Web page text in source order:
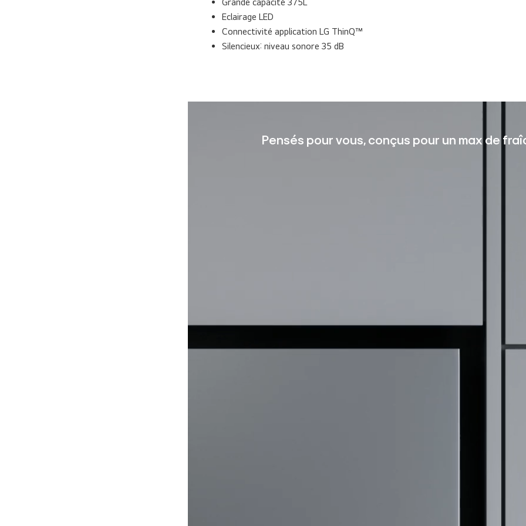
Eclairage LED
Connectivité application LG ThinQ™
Silencieux: niveau sonore 35 dB
Pensés pour vous, conçus pour un max de